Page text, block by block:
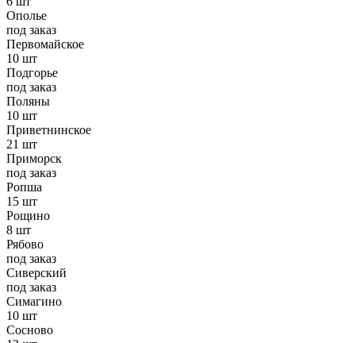
Ополье
под заказ
Первомайское
10 шт
Подгорье
под заказ
Поляны
10 шт
Приветнинское
21 шт
Приморск
под заказ
Ропша
15 шт
Рощино
8 шт
Рябово
под заказ
Сиверский
под заказ
Симагино
10 шт
Сосново